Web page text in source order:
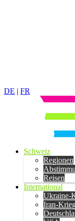
DE | FR
Schweiz
Regionen
Reisen
International
Ukraine-
Iran-